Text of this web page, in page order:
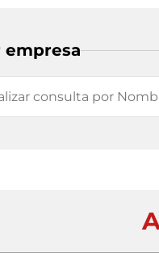
empresa